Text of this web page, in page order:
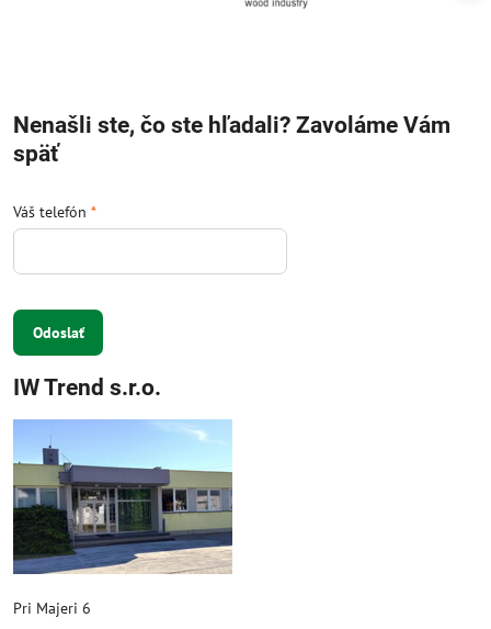
Nenašli ste, čo ste hľadali? Zavoláme Vám
späť
Váš telefón *
Odoslať
IW Trend s.r.o.
Pri Majeri 6